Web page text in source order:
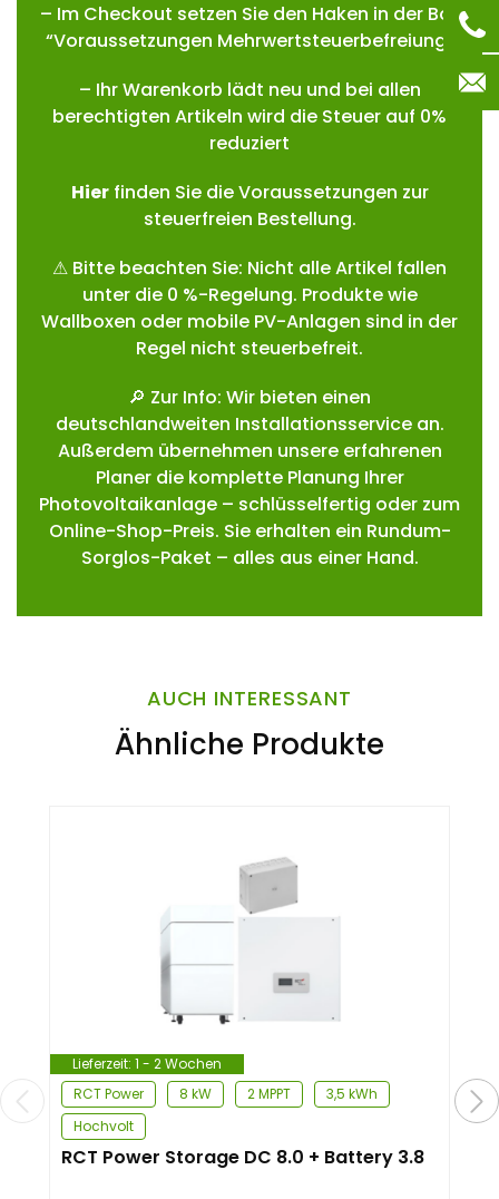
– Im Checkout setzen Sie den Haken in der Box
“Voraussetzungen Mehrwertsteuerbefreiung”
– Ihr Warenkorb lädt neu und bei allen
berechtigten Artikeln wird die Steuer auf 0%
reduziert
Hierfinden Sie die Voraussetzungen zur
steuerfreien Bestellung.
⚠ Bitte beachten Sie: Nicht alle Artikel fallen
unter die 0 %-Regelung. Produkte wie
Wallboxen oder mobile PV-Anlagen sind in der
Regel nicht steuerbefreit.
🔎 Zur Info: Wir bieten einen
deutschlandweiten Installationsservice an.
Außerdem übernehmen unsere erfahrenen
Planer die komplette Planung Ihrer
Photovoltaikanlage – schlüsselfertig oder zum
Online-Shop-Preis. Sie erhalten ein Rundum-
Sorglos-Paket – alles aus einer Hand.
AUCH INTERESSANT
Ähnliche Produkte
Lieferzeit: 1 - 2 Wochen
RCT Power
8 kW 2 MPPT
3,5 kWh
Hochvolt
RCT Power Storage DC 8.0 + Battery 3.8